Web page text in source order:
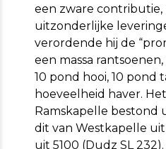
een zware contributie,
uitzonderlijke
verordende hij de
een massa
10 pond hooi, 10 pond
hoeveelheid haver.
Ramskapelle bestond
dit van Westkapelle
uit 5100 (Dudz SL